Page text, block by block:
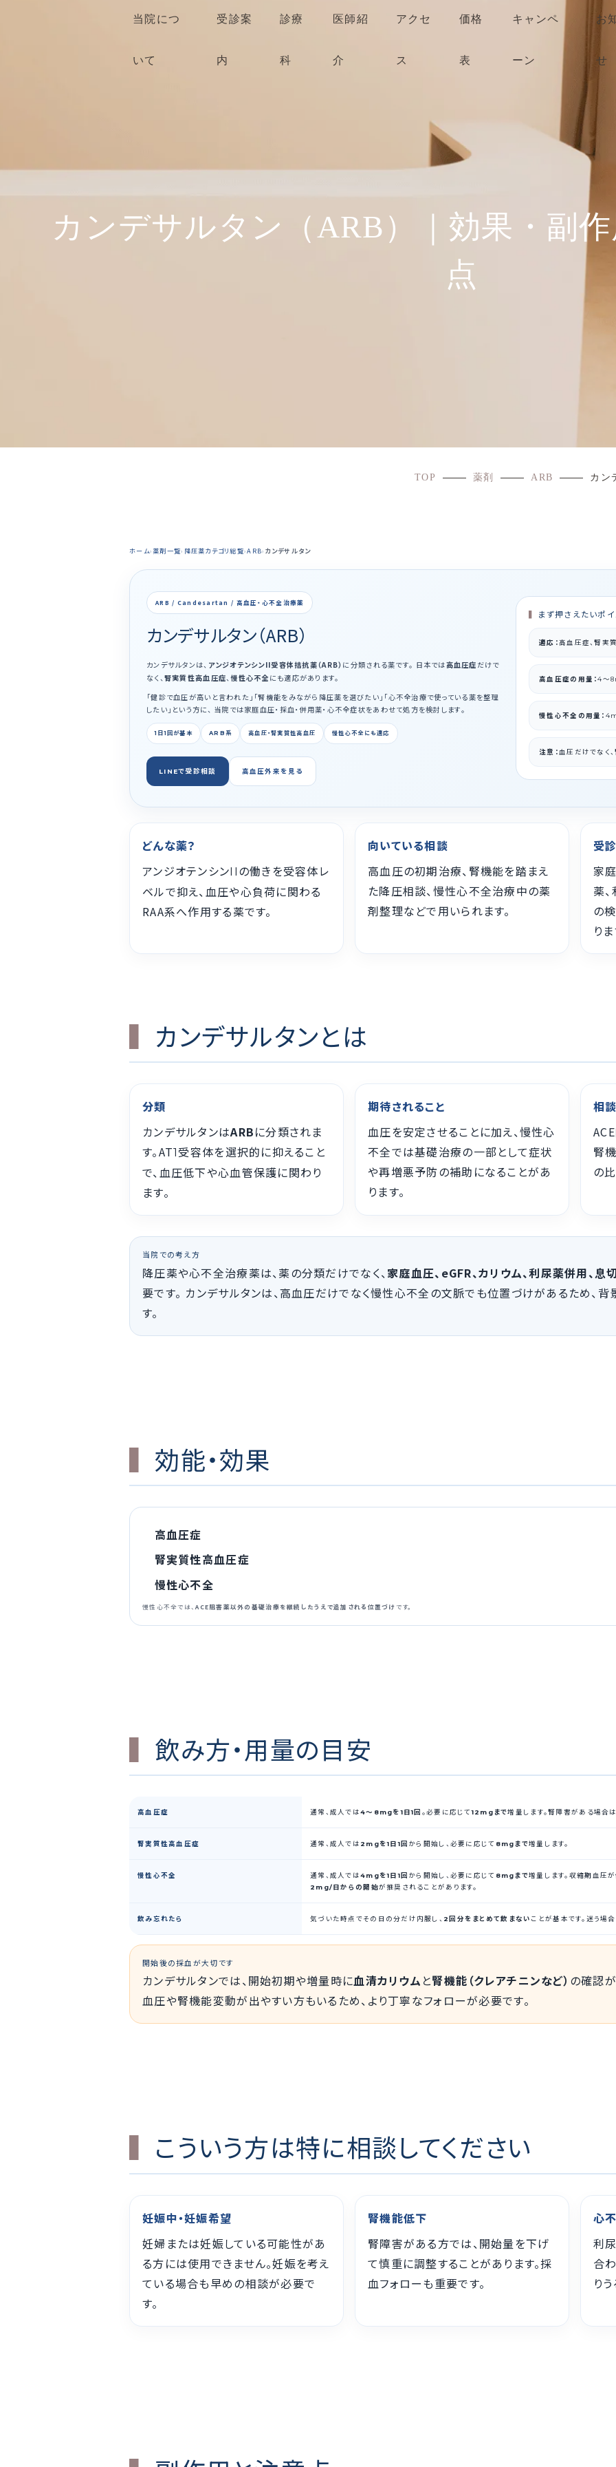
当院につ
いて
受診案
内
診療
科
医師紹
介
アクセ
ス
価格
表
キャンペ
ーン
お
せ
カンデサルタン（ARB）｜効果・副
点
TOP 薬剤 ARB カン
ホーム› 薬剤一覧› 降圧薬カテゴリ総覧›ARB› カンデサルタン
ARB / Candesartan / 高血圧・心不全治療薬
カンデサルタン（ARB）
カンデサルタンは、 アンジオテンシンII受容体拮抗薬（ARB） に分類される薬です。 日本では高血圧症 だけで
なく、 腎実質性高血圧症、慢性心不全 にも適応があります。
「健診で血圧が高いと言われた」「腎機能をみながら降圧薬を選びたい」「心不全治療で使っている薬を整理
したい」という方に、 当院では家庭血圧・採血・併用薬・心不全症状をあわせて処方を検討します。
1日1回が基本 ARB系 高血圧・腎実質性高血圧 慢性心不全にも適応
LINEで受診相談 高血圧外来を見る
まず押さえたいポイ
適応：高血圧症、腎実
高血圧症の用量：4〜
慢性心不全の用量：
注意：血圧だけでなく、
どんな薬？
アンジオテンシンII の働きを受容体レ
ベルで抑え、血圧や心負荷に関わる
RAA系へ作用する薬です。
向いている相談
高血圧の初期治療、腎機能を踏まえ
た降圧相談、慢性心不全治療中の薬
剤整理などで用いられます。
受
家
薬
の
りま
カンデサルタンとは
分類
カンデサルタンはARBに分類されま
す。AT1 受容体を選択的に抑えること
で、血圧低下や心血管保護に関わり
ます。
期待されること
血圧を安定させることに加え、慢性心
不全では基礎治療の一部として症状
や再増悪予防の補助になることがあ
ります。
相
腎
の
当院での考え方
降圧薬や心不全治療薬は、薬の分類だけでなく、家庭血圧、eGFR、カリウム、利尿薬併用、
要です。 カンデサルタンは、高血圧だけでなく慢性心不全の文脈でも位置づけがあるため、
す。
効能・効果
高血圧症
腎実質性高血圧症
慢性心不全
慢性心不全では、ACE阻害薬以外の基礎治療を継続したうえで追加される位置づけ です。
飲み方・用量の目安
高血圧症 通常、成人では4〜8mgを1日1回 。必要に応じて12mgまで増量します。腎障害がある場合は
腎実質性高血圧症 通常、成人では 2mgを1日1回 から開始し、必要に応じて 8mgまで増量します。
慢性心不全 通常、成人では4mgを1日1回 から開始し、必要に応じて 8mgまで増量します。収縮期血圧
2mg/日からの開始が推奨されることがあります。
飲み忘れたら 気づいた時点でその日の分だけ内服し、 2回分をまとめて飲まない ことが基本です。迷う場
開始後の採血が大切です
カンデサルタンでは、開始初期や増量時に血清カリウム と腎機能（クレアチニンなど） の確認
血圧や腎機能変動が出やすい方もいるため、より丁寧なフォローが必要です。
こういう方は特に相談してください
妊娠中・妊娠希望
妊婦または妊娠している可能性があ
る方には使用できません。妊娠を考え
ている場合も早めの相談が必要で
す。
腎機能低下
腎障害がある方では、開始量を下げ
て慎重に調整することがあります。採
血フォローも重要です。
心
利
合
り